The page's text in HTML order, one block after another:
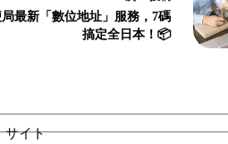
最新「數位地址」服務，7碼
搞定全日本！📦
サイト